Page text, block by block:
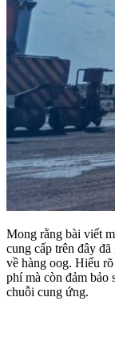
Mong rằng bài viết
cung cấp trên đây
về hàng oog. Hiểu
phí mà còn đảm bảo
chuỗi cung ứng.